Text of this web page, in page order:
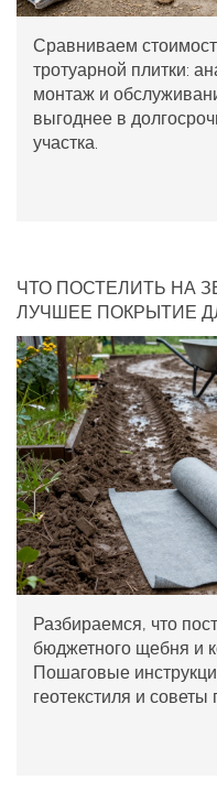
Сравниваем
тротуарной плитки:
монтаж и
выгоднее в
участка.
ЧТО ПОСТЕЛИТЬ НА
ЛУЧШЕЕ ПОКРЫТИЕ
Разбираемся, что
бюджетного щебня и
Пошаговые
геотекстиля и советы